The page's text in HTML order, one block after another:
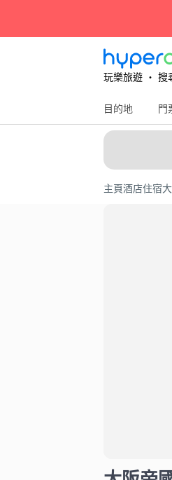
玩樂旅遊 ‧ 搜
目的地 門
主頁酒店住宿